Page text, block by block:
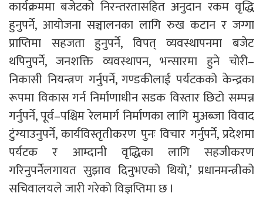
कार्यक्रममा बजेटको निरन्तरतासहित अनुदान रकम वृद्धि
हुनुपर्ने, आयोजना सञ्चालनका लागि रुख कटान र जग्गा
प्राप्तिमा सहजता हुनुपर्ने, विपत् व्यवस्थापनमा बजेट
थपिनुपर्ने, जनशक्ति व्यवस्थापन, भन्सारमा हुने चोरी–
निकासी नियन्त्रण गर्नुपर्ने, गण्डकीलाई पर्यटकको केन्द्रका
रूपमा विकास गर्न निर्माणाधीन सडक विस्तार छिटो सम्पन्न
गर्नुपर्ने, पूर्व–पश्चिम रेलमार्ग निर्माणका लागि मुअब्जा विवाद
टुंग्याउनुपर्ने, कार्यविस्तृतीकरण पुनः विचार गर्नुपर्ने, प्रदेशमा
पर्यटक र आम्दानी वृद्धिका लागि सहजीकरण
गरिनुपर्नेलगायत सुझाव दिनुभएको थियो,’ प्रधानमन्त्रीको
सचिवालयले जारी गरेको विज्ञप्तिमा छ ।